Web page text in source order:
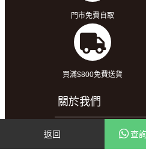
返回 查
門市免費自取
買滿$800免費送貨
關於我們
客戶服務